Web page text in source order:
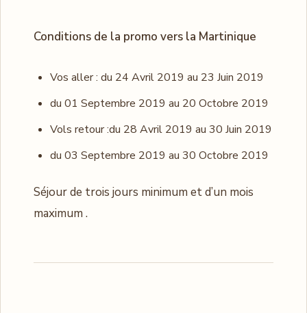
Conditions de la promo vers la Martinique
Vos aller : du 24 Avril 2019 au 23 Juin 2019
du 01 Septembre 2019 au 20 Octobre 2019
Vols retour :du 28 Avril 2019 au 30 Juin 2019
du 03 Septembre 2019 au 30 Octobre 2019
Séjour de trois jours minimum et d’un mois
maximum .